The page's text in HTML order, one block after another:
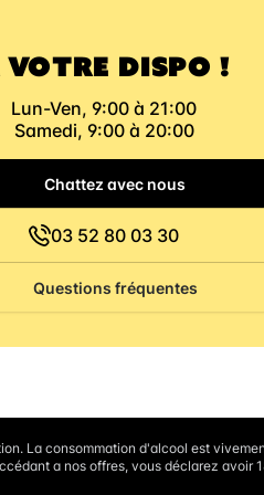
DISPO !
Lun-Ven, 9:00 à 21:00
Samedi, 9:00 à 20:00
Chattez avec nous
03 52 80 03 30
Questions fréquentes
La consommation d'alcool est
a nos offres, vous déclarez avoir